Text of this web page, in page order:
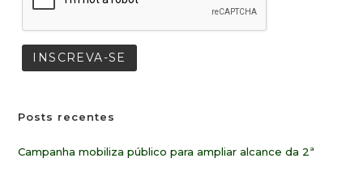
Posts recentes
Campanha mobiliza público para ampliar alcance da 2ª